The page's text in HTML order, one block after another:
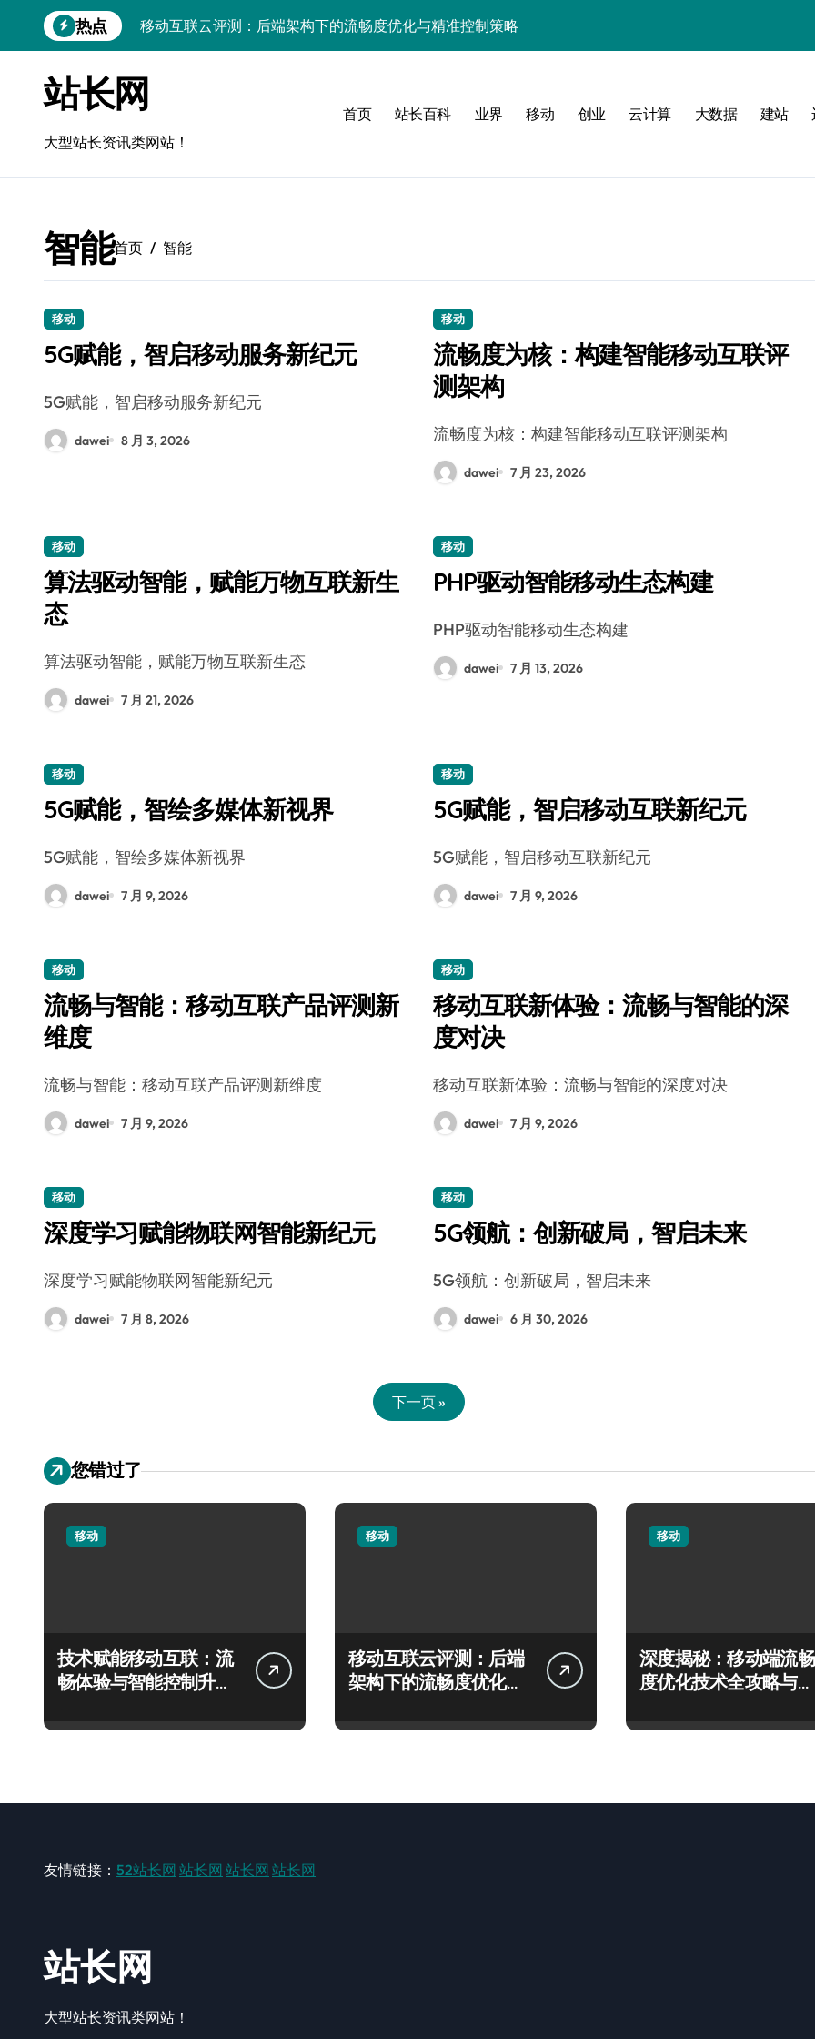
到
热点
移动互联云评测：后端架构下的流畅度优化与精准控制策略
移动互联新突破：精准控流策略，解锁系统极致流畅体验
移动互联大数据驱动：网关层流畅度智能评估与动态调控体系
科技赋能无障碍互联：流畅体验与精准操控的运营革新
移动互联实战评测：技术解码流畅体验+智能云安全新防线
技术赋能：移动设备流畅度深度优化与智能控制新策略
技术赋能移动互联：流畅体验与智能控制升级全解析
站长网
大型站长资讯类网站！
首页 站长百科 业界 移动 创业 云计算 大数据 建站
智能首页 智能
移动
5G赋能，智启移动服务新纪元
5G赋能，智启移动服务新纪元
dawei 8 月 3, 2026
移动
流畅度为核：构建智能移动互联评
测架构
流畅度为核：构建智能移动互联评测架构
dawei 7 月 23, 2026
移动
算法驱动智能，赋能万物互联新生
态
算法驱动智能，赋能万物互联新生态
dawei 7 月 21, 2026
移动
PHP驱动智能移动生态构建
PHP驱动智能移动生态构建
dawei 7 月 13, 2026
移动
5G赋能，智绘多媒体新视界
5G赋能，智绘多媒体新视界
dawei 7 月 9, 2026
移动
5G赋能，智启移动互联新纪元
5G赋能，智启移动互联新纪元
dawei 7 月 9, 2026
移动
流畅与智能：移动互联产品评测新
维度
流畅与智能：移动互联产品评测新维度
dawei 7 月 9, 2026
移动
移动互联新体验：流畅与智能的深
度对决
移动互联新体验：流畅与智能的深度对决
dawei 7 月 9, 2026
移动
深度学习赋能物联网智能新纪元
深度学习赋能物联网智能新纪元
dawei 7 月 8, 2026
移动
5G领航：创新破局，智启未来
5G领航：创新破局，智启未来
dawei 6 月 30, 2026
下一页 »
您错过了
移动
技术赋能移动互联：流
畅体验与智能控制升级
移动
移动互联云评测：后端
架构下的流畅度优化与
移动
深度揭秘：移动端流畅
度优化技术全攻略与性
友情链接： 52站长网 站长网 站长网 站长网
站长网
大型站长资讯类网站！